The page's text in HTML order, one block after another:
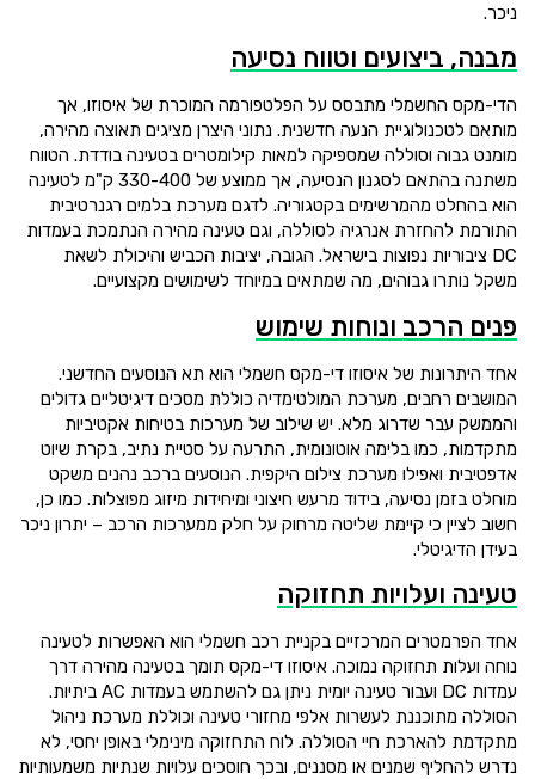
ניכר.
מבנה, ביצועים וטווח נסיעה
הדי-מקס החשמלי מתבסס על הפלטפורמה המוכרת של איסוזו, אך
מותאם לטכנולוגיית הנעה חדשנית. נתוני היצרן מציגים תאוצה מהירה,
מומנט גבוה וסוללה שמספיקה למאות קילומטרים בטעינה בודדת. הטווח
משתנה בהתאם לסגנון הנסיעה, אך ממוצע של 330-400 ק"מ לטעינה
הוא בהחלט מהמרשימים בקטגוריה. לדגם מערכת בלמים רגנרטיבית
התורמת להחזרת אנרגיה לסוללה, וגם טעינה מהירה הנתמכת בעמדות
DC ציבוריות נפוצות בישראל. הגובה, יציבות הכביש והיכולת לשאת
משקל נותרו גבוהים, מה שמתאים במיוחד לשימושים מקצועיים.
פנים הרכב ונוחות שימוש
אחד היתרונות של איסוזו די-מקס חשמלי הוא תא הנוסעים החדשני.
המושבים רחבים, מערכת המולטימדיה כוללת מסכים דיגיטליים גדולים
והממשק עבר שדרוג מלא. יש שילוב של מערכות בטיחות אקטיביות
מתקדמות, כמו בלימה אוטונומית, התרעה על סטיית נתיב, בקרת שיוט
אדפטיבית ואפילו מערכת צילום היקפית. הנוסעים ברכב נהנים משקט
מוחלט בזמן נסיעה, בידוד מרעש חיצוני ומיחידות מיזוג מפוצלות. כמו כן,
חשוב לציין כי קיימת שליטה מרחוק על חלק ממערכות הרכב – יתרון ניכר
בעידן הדיגיטלי.
טעינה ועלויות תחזוקה
אחד הפרמטרים המרכזיים בקניית רכב חשמלי הוא האפשרות לטעינה
נוחה ועלות תחזוקה נמוכה. איסוזו די-מקס תומך בטעינה מהירה דרך
עמדות DC ועבור טעינה יומית ניתן גם להשתמש בעמדות AC ביתיות.
הסוללה מתוכננת לעשרות אלפי מחזורי טעינה וכוללת מערכת ניהול
מתקדמת להארכת חיי הסוללה. לוח התחזוקה מינימלי באופן יחסי, לא
נדרש להחליף שמנים או מסננים, ובכך חוסכים עלויות שנתיות משמעותיות